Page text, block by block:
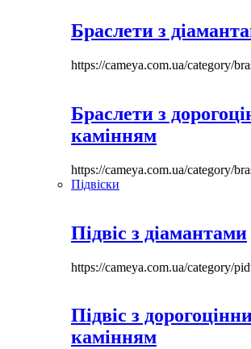
Браслети з
https://cameya.com.ua/category/
Браслети з
камінням
https://cameya.com.ua/category/
Підвіски
Підвіс з діамантами
https://cameya.com.ua/category/
Підвіс з
камінням